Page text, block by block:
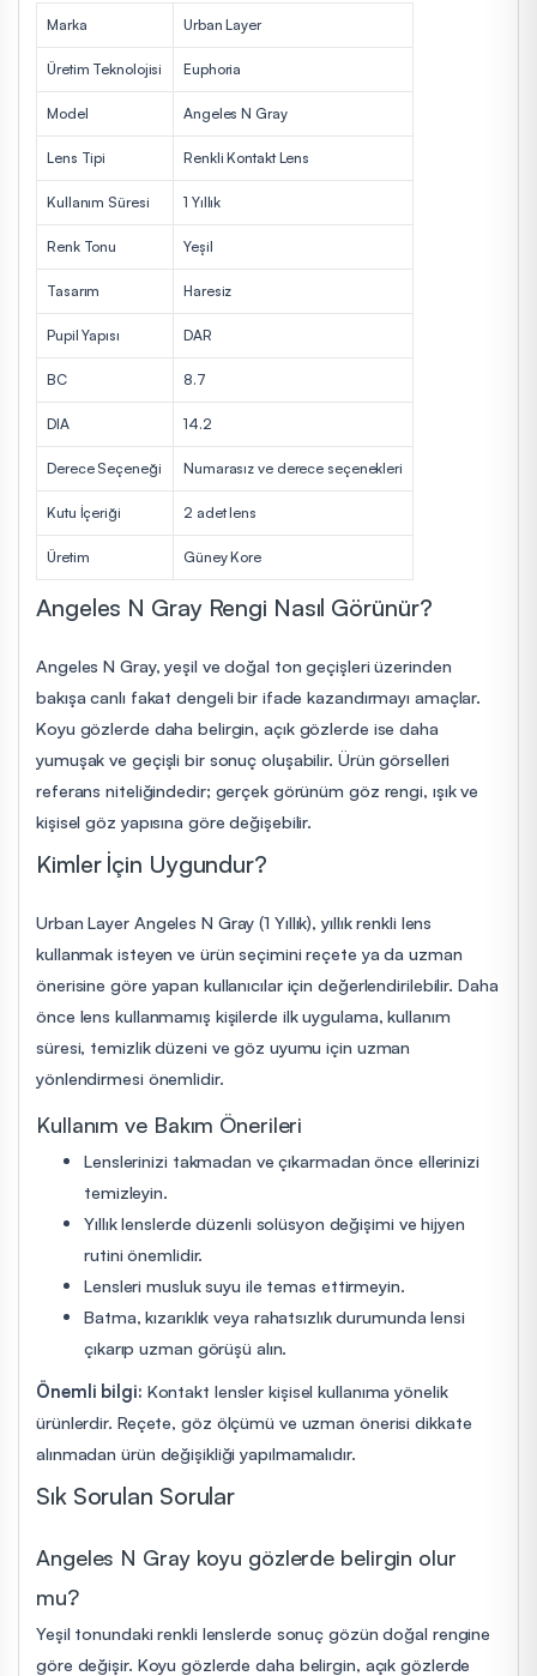
Marka Urban Layer
Üretim Teknolojisi Euphoria
Model Angeles N Gray
Lens Tipi Renkli Kontakt Lens
Kullanım Süresi 1 Yıllık
Renk Tonu Yeşil
Tasarım Haresiz
Pupil Yapısı DAR
BC 8.7
DIA 14.2
Derece Seçeneği Numarasız ve derece seçenekleri
Kutu İçeriği 2 adet lens
Üretim Güney Kore
Angeles N Gray Rengi Nasıl Görünür?
Angeles N Gray, yeşil ve doğal ton geçişleri üzerinden
bakışa canlı fakat dengeli bir ifade kazandırmayı amaçlar.
Koyu gözlerde daha belirgin, açık gözlerde ise daha
yumuşak ve geçişli bir sonuç oluşabilir. Ürün görselleri
referans niteliğindedir; gerçek görünüm göz rengi, ışık ve
kişisel göz yapısına göre değişebilir.
Kimler İçin Uygundur?
Urban Layer Angeles N Gray (1 Yıllık), yıllık renkli lens
kullanmak isteyen ve ürün seçimini reçete ya da uzman
önerisine göre yapan kullanıcılar için değerlendirilebilir. Daha
önce lens kullanmamış kişilerde ilk uygulama, kullanım
süresi, temizlik düzeni ve göz uyumu için uzman
yönlendirmesi önemlidir.
Kullanım ve Bakım Önerileri
Lenslerinizi takmadan ve çıkarmadan önce ellerinizi
temizleyin.
Yıllık lenslerde düzenli solüsyon değişimi ve hijyen
rutini önemlidir.
Lensleri musluk suyu ile temas ettirmeyin.
Batma, kızarıklık veya rahatsızlık durumunda lensi
çıkarıp uzman görüşü alın.
Önemli bilgi: Kontakt lensler kişisel kullanıma yönelik
ürünlerdir. Reçete, göz ölçümü ve uzman önerisi dikkate
alınmadan ürün değişikliği yapılmamalıdır.
Sık Sorulan Sorular
Angeles N Gray koyu gözlerde belirgin olur
mu?
Yeşil tonundaki renkli lenslerde sonuç gözün doğal rengine
göre değişir. Koyu gözlerde daha belirgin, açık gözlerde